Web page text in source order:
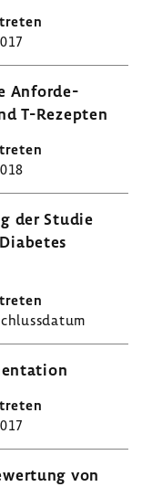
Anfor­de­
T-​Rezepten
der Studie
von